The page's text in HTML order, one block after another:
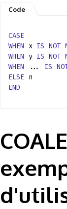
CASE
WHEN x IS NOT
WHEN y IS NOT
WHEN
... IS
ELSE n
END